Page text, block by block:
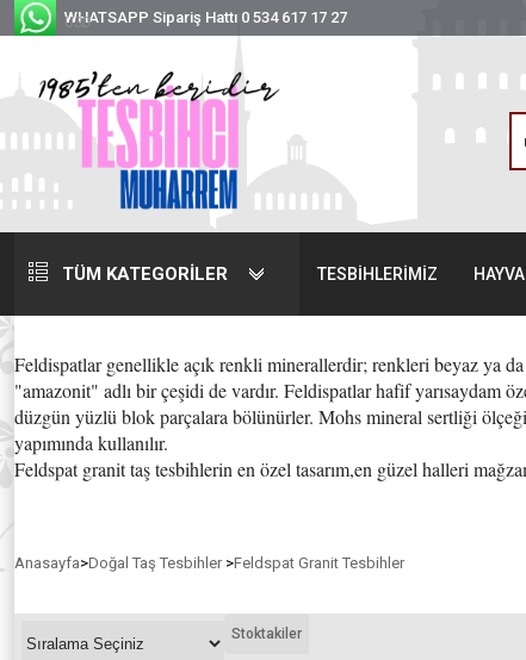
WHATSAPP Sipariş Hattı 0 534 617 17 27
USD
TÜM KATEGORİLER TESBİHLERİMİZ
Feldispatlar genellikle açık renkli minerallerdir; renkleri beyaz ya
"amazonit" adlı bir çeşidi de vardır. Feldispatlar hafif yarısaydam
düzgün yüzlü blok parçalara bölünürler. Mohs mineral sertliği
yapımında kullanılır.
Feldspat granit taş tesbihlerin en özel tasarım,en güzel halleri
Anasayfa>Doğal Taş Tesbihler>Feldspat Granit Tesbihler
Stoktakiler